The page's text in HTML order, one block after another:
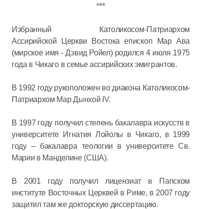
***
Избранный Католикосом-Патриархом
Ассирийской Церкви Востока епископ Мар Ава
(мирское имя - Дэвид Ройел) родился 4 июля 1975
года в Чикаго в семье ассирийских эмигрантов.
В 1992 году рукоположен во диакона Католикосом-
Патриархом Мар Дынхой IV.
В 1997 году получил степень бакалавра искусств в
университете Игнатия Лойолы в Чикаго, в 1999
году – бакалавра теологии в университете Св.
Марии в Манделине (США).
В 2001 году получил лицензиат в Папском
институте Восточных Церквей в Риме, в 2007 году
защитил там же докторскую диссертацию.